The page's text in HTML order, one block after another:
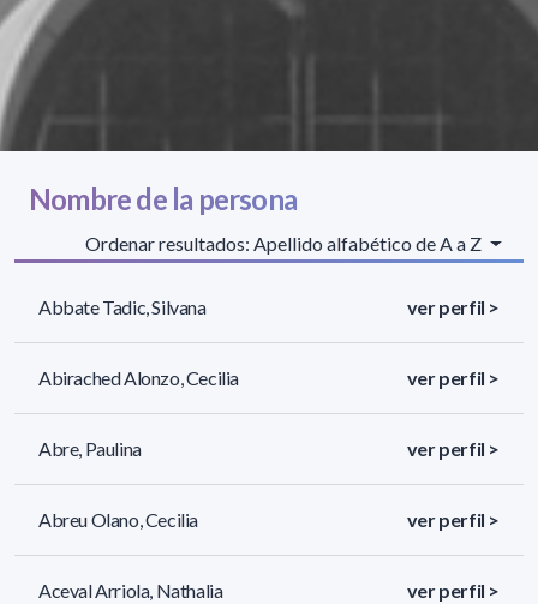
Nombre de la persona
Ordenar resultados: Apellido alfabético de A a Z
Abbate Tadic, Silvana ver perfil >
Abirached Alonzo, Cecilia ver perfil >
Abre, Paulina ver perfil >
Abreu Olano, Cecilia ver perfil >
Aceval Arriola, Nathalia ver perfil >